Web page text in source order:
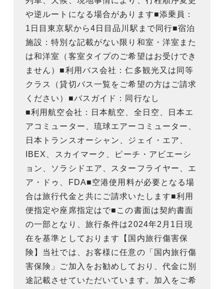
や逆ルートになる場合があります■添乗員：
1日目東京駅から4日目品川駅まで同行■宿泊
施設：特別な記載がない限り和室・洋室また
は和洋室（客室タイプのご希望はお受けでき
ません）■利用バス会社：仁多観光又は同等
クラス（貸切バス一覧をご希望の方はご請求
ください）■バスガイド：同行なし
■利用航空会社：日本航空、全日空、日本エ
アコミューター、琉球エアーコミューター、
日本トランスオーシャン、ジェイ・エア、
IBEX、スカイマーク、ピーチ・アビエーシ
ョン、ソラシドエア、スターフライヤー、エ
ア・ドゥ、FDA■空港使用料が必要となる場
合は旅行代金と共にご請求いたします■利用
便指定や座席指定はで■この書面は契約書面
の一部となり、旅行条件は2024年2月1日現
在を基準としております【国内旅行傷害保
険】当社では、お客様に任意の「国内旅行傷
害保険」ご加入をお勧めしており、代金に別
途記載させていただいています。加入をご希